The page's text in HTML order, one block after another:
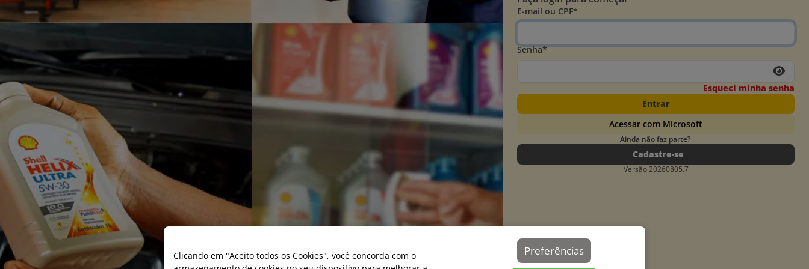
Clicando em "Aceito todos os Cookies", você concorda com o
Preferências
E-mail ou CPF*
Senha*
Esqueci minha senha
Entrar
Acessar com Microsoft
Ainda não faz parte?
Cadastre-se
Versão 20260805.7